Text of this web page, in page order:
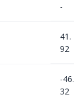
-
41.
92
-46.
32